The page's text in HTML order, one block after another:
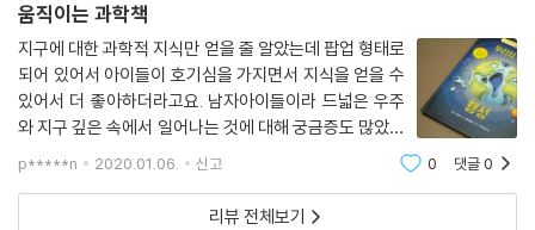
달빛
태양의 핵
강렬한 빛
햇빛으로 요리해요
파란색 하늘
무지개 색
멋진 우주쇼, 일식과 월식
움직이는 과학책
지구에 대한 과학적 지식만 얻을 줄 알았는데 팝업 형태로
되어 있어서 아이들이 호기심을 가지면서 지식을 얻을 수
있어서 더 좋아하더라고요. 남자아이들이라 드넓은 우주
와 지구 깊은 속에서 일어나는 것에 대해 궁금증도 많았는
데요.그저 궁금한 것을 막연하게 물어보는 것에 대답만 해
주다가 자세하면서 알기 쉽게 정리해서 책으로 알아보는
게 좋겠다 생각해서 구매를 했죠 책을
p*****n 2020.01.06. 신고 0 댓글0
리뷰 전체보기